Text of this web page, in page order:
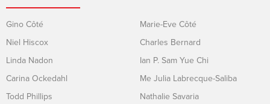
Gino Côté
Niel Hiscox
Linda Nadon
Carina Ockedahl
Todd Phillips
Marie-Eve Côté
Charles Bernard
Ian P. Sam Yue Chi
Me Julia Labrecque-Saliba
Nathalie Savaria